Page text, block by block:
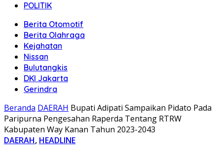
POLITIK
Berita Otomotif
Berita Olahraga
Kejahatan
Nissan
Bulutangkis
DKI Jakarta
Gerindra
Beranda DAERAH Bupati Adipati Sampaikan Pidato Pada
Paripurna Pengesahan Raperda Tentang RTRW
Kabupaten Way Kanan Tahun 2023-2043
DAERAH, HEADLINE